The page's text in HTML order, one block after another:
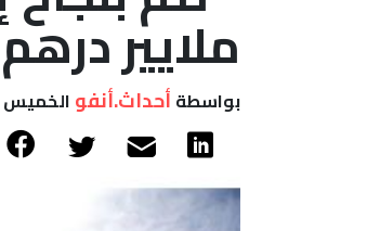
ملايير درهم
بواسطة أحداث.أنفو الخميس 25 يونيو, 2026 - 00:02